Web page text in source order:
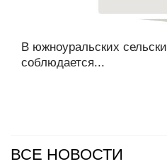
В южноуральских
соблюдается...
ВСЕ НОВОСТИ